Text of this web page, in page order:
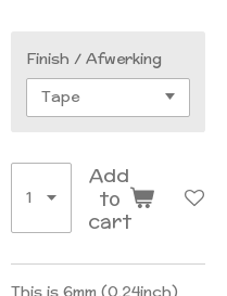
Finish / Afwerking
Add
to
cart